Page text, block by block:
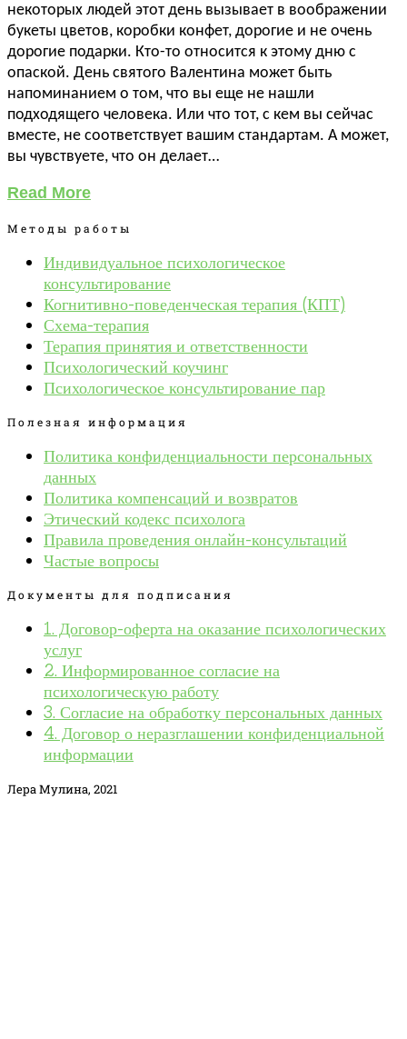
некоторых людей этот день вызывает в воображении
букеты цветов, коробки конфет, дорогие и не очень
дорогие подарки. Кто-то относится к этому дню с
опаской. День святого Валентина может быть
напоминанием о том, что вы еще не нашли
подходящего человека. Или что тот, с кем вы сейчас
вместе, не соответствует вашим стандартам. А может,
вы чувствуете, что он делает…
Read More
Методы работы
Индивидуальное психологическое
консультирование
Когнитивно-поведенческая терапия (КПТ)
Схема-терапия
Терапия принятия и ответственности
Психологический коучинг
Психологическое консультирование пар
Полезная информация
Политика конфиденциальности персональных
данных
Политика компенсаций и возвратов
Этический кодекс психолога
Правила проведения онлайн-консультаций
Частые вопросы
Документы для подписания
1. Договор-оферта на оказание психологических
услуг
2. Информированное согласие на
психологическую работу
3. Согласие на обработку персональных данных
4. Договор о неразглашении конфиденциальной
информации
Лера Мулина, 2021